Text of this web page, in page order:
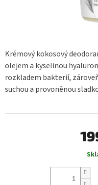
Krémový kokosový
olejem a kyselinou
rozkladem bakterií,
suchou a provoněnou
cena: